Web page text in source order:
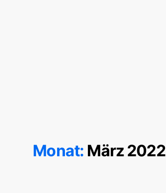
Monat: März 2022